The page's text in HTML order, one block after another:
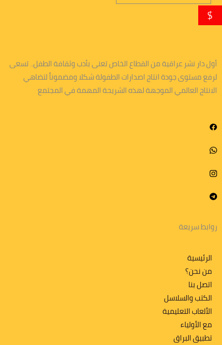
أول دار نشر عراقية من القطاع الخاص تعنى بأدب وثقافة الطفل.. تسعى
لرفع مستوى جودة انتاج اصدارات الطفولة شكلا ومضموناً لتضاهي
الانتاج العالمي الموجهة لهذه الشريحة المهمة في المجتمع
روابط سريعة
الرئيسية
من نحن؟
اتصل بنا
الكتب والسلاسل
الألعاب التعليمية
مع الأولياء
تطبیق البراق
$